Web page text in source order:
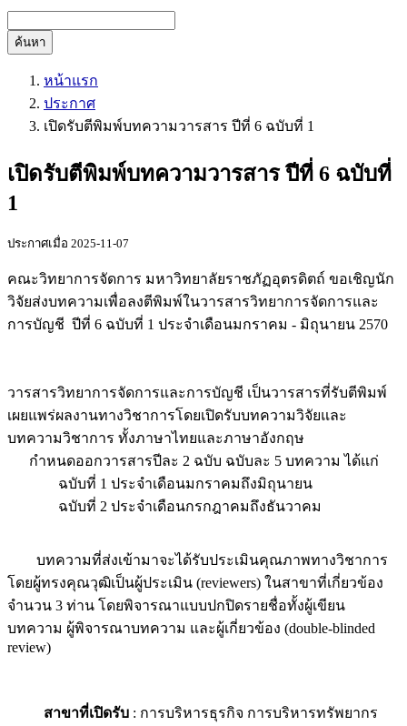
ค้นหา
หน้าแรก
ประกาศ
เปิดรับตีพิมพ์บทความวารสาร ปีที่ 6 ฉบับที่ 1
เปิดรับตีพิมพ์บทความวารสาร ปีที่ 6 ฉบับที่
1
ประกาศเมื่อ 2025-11-07
คณะวิทยาการจัดการ มหาวิทยาลัยราชภัฏอุตรดิตถ์ ขอเชิญนัก
วิจัยส่งบทความเพื่อลงตีพิมพ์ในวารสารวิทยาการจัดการและ
การบัญชี ปีที่ 6 ฉบับที่ 1 ประจำเดือนมกราคม - มิถุนายน 2570
วารสารวิทยาการจัดการและการบัญชี เป็นวารสารที่รับตีพิมพ์
เผยแพร่ผลงานทางวิชาการโดยเปิดรับบทความวิจัยและ
บทความวิชาการ ทั้งภาษาไทยและภาษาอังกฤษ
กำหนดออกวารสารปีละ 2 ฉบับ ฉบับละ 5 บทความ ได้แก่
ฉบับที่ 1 ประจำเดือนมกราคมถึงมิถุนายน
ฉบับที่ 2 ประจำเดือนกรกฎาคมถึงธันวาคม
บทความที่ส่งเข้ามาจะได้รับประเมินคุณภาพทางวิชาการ
โดยผู้ทรงคุณวุฒิเป็นผู้ประเมิน (reviewers) ในสาขาที่เกี่ยวข้อง
จำนวน 3 ท่าน โดยพิจารณาแบบปกปิดรายชื่อทั้งผู้เขียน
บทความ ผู้พิจารณาบทความ และผู้เกี่ยวข้อง (double-blinded
review)
สาขาที่เปิดรับ : การบริหารธุรกิจ การบริหารทรัพยากร